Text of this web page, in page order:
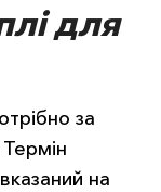
для
за
на